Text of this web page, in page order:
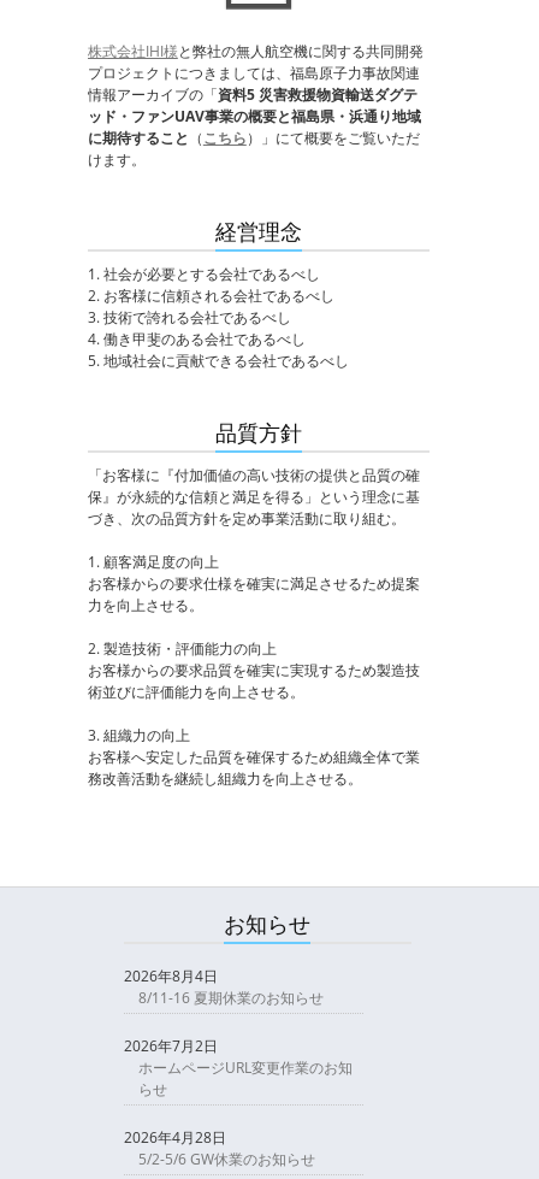
株式会社IHI様と弊社の無人航空機に関する共同開発
プロジェクトにつきましては、福島原子力事故関連
情報アーカイブの「資料5 災害救援物資輸送ダグテ
ッド・ファンUAV事業の概要と福島県・浜通り地域
に期待すること （こちら）」にて概要をご覧いただ
けます。
経営理念
1. 社会が必要とする会社であるべし
2. お客様に信頼される会社であるべし
3. 技術で誇れる会社であるべし
4. 働き甲斐のある会社であるべし
5. 地域社会に貢献できる会社であるべし
品質方針
「お客様に『付加価値の高い技術の提供と品質の確
保』が永続的な信頼と満足を得る」という理念に基
づき、次の品質方針を定め事業活動に取り組む。
1. 顧客満足度の向上
お客様からの要求仕様を確実に満足させるため提案
力を向上させる。
2. 製造技術・評価能力の向上
お客様からの要求品質を確実に実現するため製造技
術並びに評価能力を向上させる。
3. 組織力の向上
お客様へ安定した品質を確保するため組織全体で業
務改善活動を継続し組織力を向上させる。
お知らせ
2026年8月4日
8/11-16 夏期休業のお知らせ
2026年7月2日
ホームページURL変更作業のお知
らせ
2026年4月28日
5/2-5/6 GW休業のお知らせ